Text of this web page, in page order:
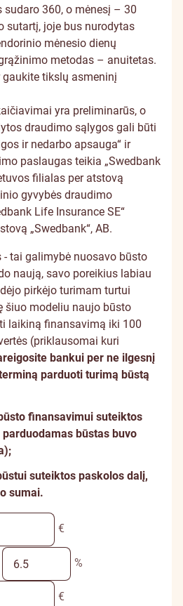
sudaro 360, o mėnesį – 30
sutartį, joje bus nurodytas
mėnesio dienų
metodas – anuitetas.
tikslų asmeninį
yra preliminarūs, o
draudimo sąlygos gali būti
ir nedarbo apsauga“ ir
paslaugas teikia „Swedbank
filialas per atstovą
gyvybės draudimo
Life Insurance SE“
„Swedbank“, AB.
tai galimybė nuosavo būsto
naują, savo poreikius labiau
pirkėjo turimam turtui
šiuo modeliu naujo būsto
laikiną finansavimą iki 100
(priklausomai kuri
bankui per ne ilgesnį
parduoti turimą būstą
finansavimui suteiktos
būstas buvo
suteiktos paskolos dalį,
sumai.
€
%
€